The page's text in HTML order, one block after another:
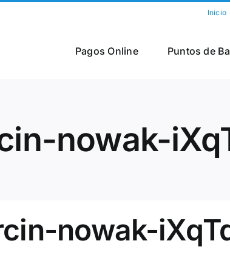
Inicio
Pagos Online Puntos de
nowak-
nowak-